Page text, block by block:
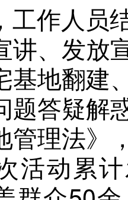
工作人员
讲、发放
基地翻建
题答疑解
管理法》
活动累